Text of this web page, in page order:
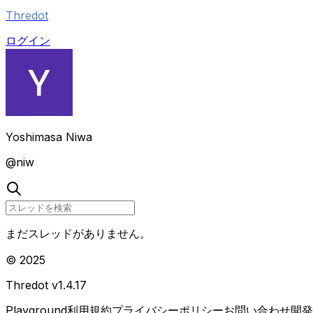
Thredot
ログイン
Yoshimasa Niwa
@niw
まだスレッドがありません。
© 2025
Thredot v1.4.17
Playground利用規約プライバシーポリシーお問い合わせ開